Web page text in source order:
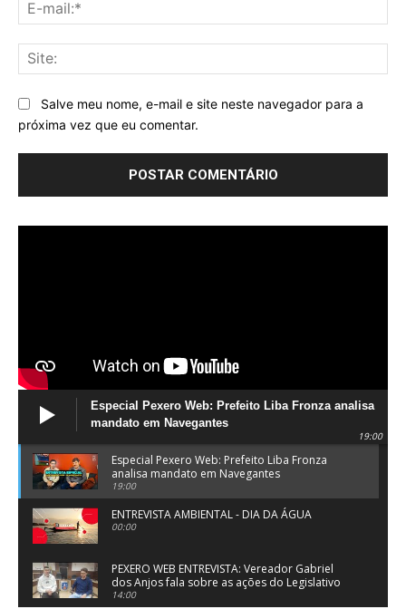
Salve meu nome, e-mail e site neste navegador para a
próxima vez que eu comentar.
Especial Pexero Web: Prefeito Liba Fronza analisa
mandato em Navegantes
19:00
Especial Pexero Web: Prefeito Liba Fronza
analisa mandato em Navegantes
19:00
ENTREVISTA AMBIENTAL - DIA DA ÁGUA
00:00
PEXERO WEB ENTREVISTA: Vereador Gabriel
dos Anjos fala sobre as ações do Legislativo
de Navegantes
14:00